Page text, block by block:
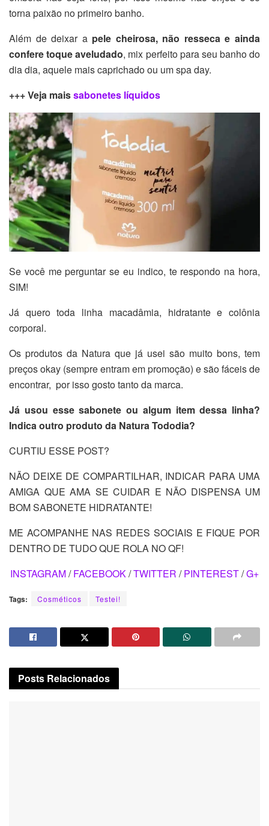
torna paixão no primeiro banho.
Além de deixar apele cheirosa, não resseca e ainda
confere toque aveludado, mix perfeito para seu banho do
dia dia, aquele mais caprichado ou um spa day.
+++ Veja maissabonetes líquidos
Se você me perguntar se eu indico, te respondo na hora,
SIM!
Já quero toda linha macadâmia, hidratante e colônia
corporal.
Os produtos da Natura que já usei são muito bons, tem
preços okay (sempre entram em promoção) e são fáceis de
encontrar, por isso gosto tanto da marca.
Já usou esse sabonete ou algum item dessa linha?
Indica outro produto da Natura Tododia?
CURTIU ESSE POST?
NÃO DEIXE DE COMPARTILHAR, INDICAR PARA UMA
AMIGA QUE AMA SE CUIDAR E NÃO DISPENSA UM
BOM SABONETE HIDRATANTE!
ME ACOMPANHE NAS REDES SOCIAIS E FIQUE POR
DENTRO DE TUDO QUE ROLA NO QF!
INSTAGRAM/FACEBOOK/TWITTER /PINTEREST/G+
Tags: Cosméticos Testei!
Posts Relacionados